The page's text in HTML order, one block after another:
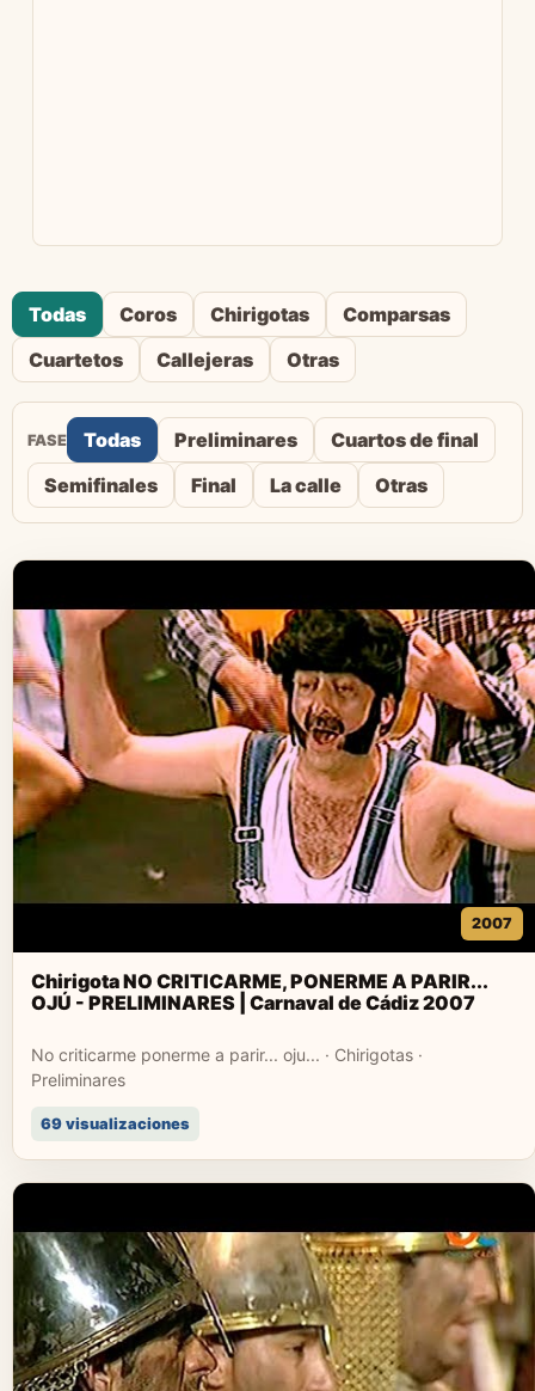
Todas Coros Chirigotas
Comparsas
Cuartetos
Callejeras Otras
FASE Todas Preliminares
Cuartos de final
Semifinales
Final La calle Otras
2007
Chirigota NO CRITICARME, PONERME A PARIR...
OJÚ - PRELIMINARES | Carnaval de Cádiz 2007
No criticarme ponerme a parir... oju... · Chirigotas ·
Preliminares
69 visualizaciones